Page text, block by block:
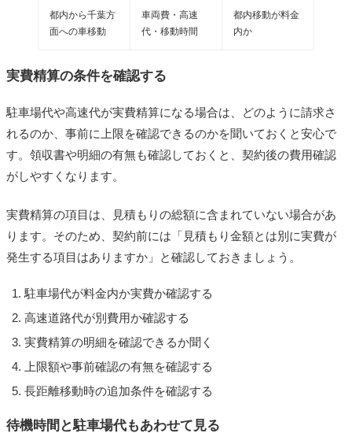
都内から千葉方
面への車移動
車両費・高速
代・移動時間
都内移動が料金
内か
実費精算の条件を確認する
駐車場代や高速代が実費精算になる場合は、どのように請求さ
れるのか、事前に上限を確認できるのかを聞いておくと安心で
す。領収書や明細の有無も確認しておくと、契約後の費用確認
がしやすくなります。
実費精算の項目は、見積もりの総額に含まれていない場合があ
ります。そのため、契約前には「見積もり金額とは別に実費が
発生する項目はありますか」と確認しておきましょう。
駐車場代が料金内か実費か確認する
高速道路代が別費用か確認する
実費精算の明細を確認できるか聞く
上限額や事前確認の有無を確認する
長距離移動時の追加条件を確認する
待機時間と駐車場代もあわせて見る